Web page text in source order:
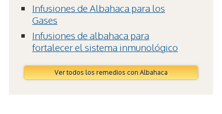
Infusiones de Albahaca para los
Gases
Infusiones de albahaca para
fortalecer el sistema inmunológico
Ver todos los remedios con Albahaca